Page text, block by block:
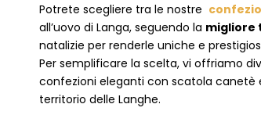
Potrete scegliere tra le nostre
all’uovo di Langa, seguendo la migliore
natalizie per renderle uniche e
Per semplificare la scelta, vi offriamo
confezioni eleganti con scatola canetè
territorio delle Langhe.